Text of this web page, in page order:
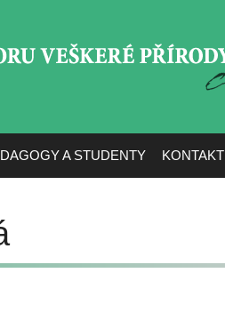
A STUDENTY KONTAKT